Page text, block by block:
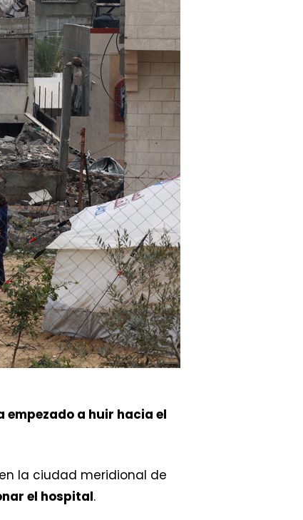
empezado a huir hacia el
la ciudad meridional de
el hospital.